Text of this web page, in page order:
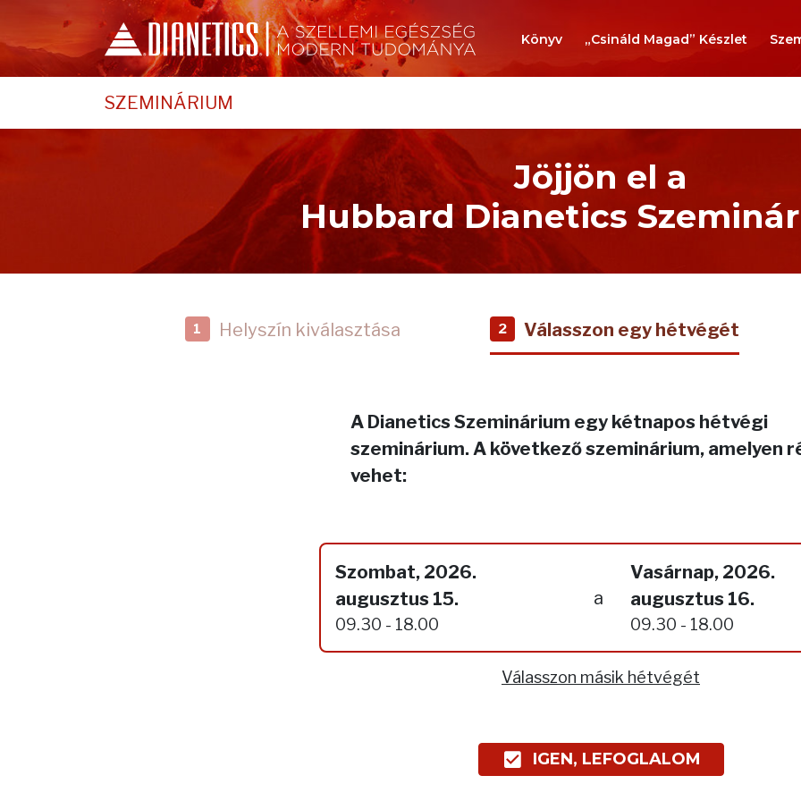
Könyv „Csináld Magad” Készlet
SZEMINÁRIUM
Jöjjön el a
Hubbard Dianetics
1 Helyszín kiválasztása 2 Válasszon egy hétvégét
A Dianetics Szeminárium egy kétnapos hétvégi
szeminárium. A következő szeminárium, amelyen
vehet:
Szombat, 2026.
augusztus 15.
09.30 - 18.00
a
Vasárnap, 2026.
augusztus 16.
09.30 - 18.00
Válasszon másik hétvégét
IGEN, LEFOGLALOM